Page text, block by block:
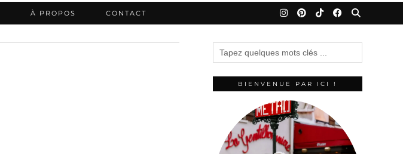
À PROPOS CONTACT
BIENVENUE PAR ICI !